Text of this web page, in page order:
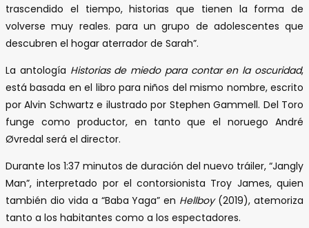
trascendido el tiempo, historias que tienen la forma de
volverse muy reales. para un grupo de adolescentes que
descubren el hogar aterrador de Sarah”.
La antología Historias de miedo para contar en la oscuridad,
está basada en el libro para niños del mismo nombre, escrito
por Alvin Schwartz e ilustrado por Stephen Gammell. Del Toro
funge como productor, en tanto que el noruego André
Øvredal será el director.
Durante los 1:37 minutos de duración del nuevo tráiler, “Jangly
Man”, interpretado por el contorsionista Troy James, quien
también dio vida a “Baba Yaga” en Hellboy(2019), atemoriza
tanto a los habitantes como a los espectadores.